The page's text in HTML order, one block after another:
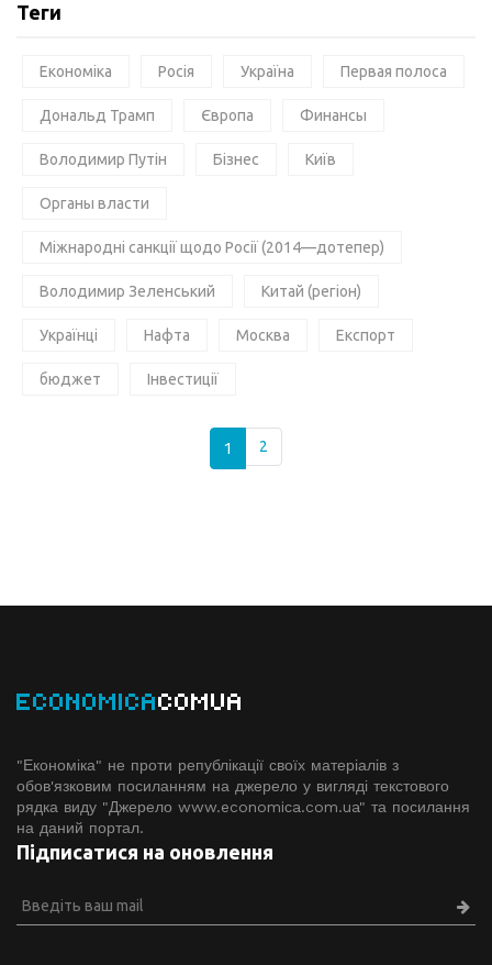
Теги
Економіка Росія Україна Первая полоса
Дональд Трамп Європа Финансы
Володимир Путін Бізнес Київ
Органы власти
Міжнародні санкції щодо Росії (2014—дотепер)
Володимир Зеленський Китай (регіон)
Українці Нафта Москва Експорт
бюджет Інвестиції
1 2
ECONOMICACOMUA
"Економіка" не проти републікації своїх матеріалів з
обов'язковим посиланням на джерело у вигляді текстового
рядка виду "Джерело www.economiсa.com.ua" та посилання
на даний портал.
Підписатися на оновлення